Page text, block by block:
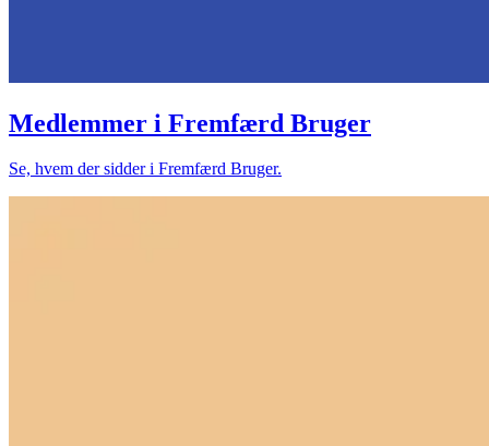
Medlemmer i Fremfærd Bruger
Se, hvem der sidder i Fremfærd Bruger.